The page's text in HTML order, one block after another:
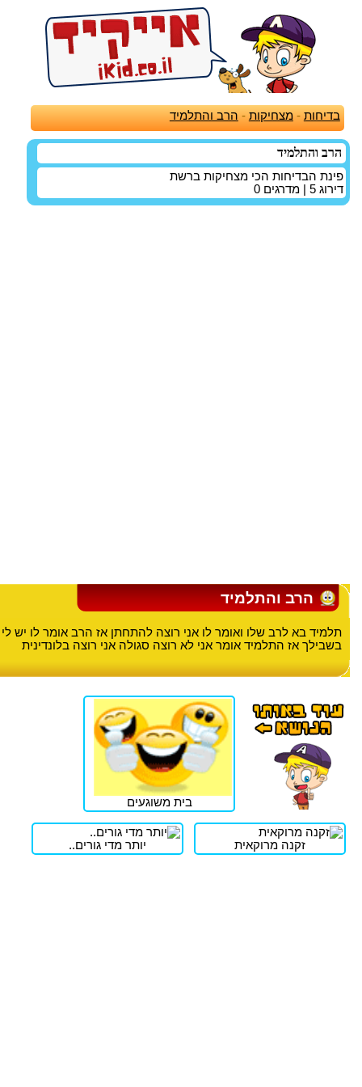
בדיחות -מצחיקות - הרב והתלמיד
הרב והתלמיד
פינת הבדיחות הכי מצחיקות ברשת
דירוג 5 | מדרגים 0
הרב והתלמיד
תלמיד בא לרב שלו ואומר לו אני רוצה להתחתן אז הרב אומר לו יש לי
בשבילך אז התלמיד אומר אני לא רוצה סגולה אני רוצה בלונדינית
בית משוגעים
זקנה מרוקאית יותר מדי גורים..